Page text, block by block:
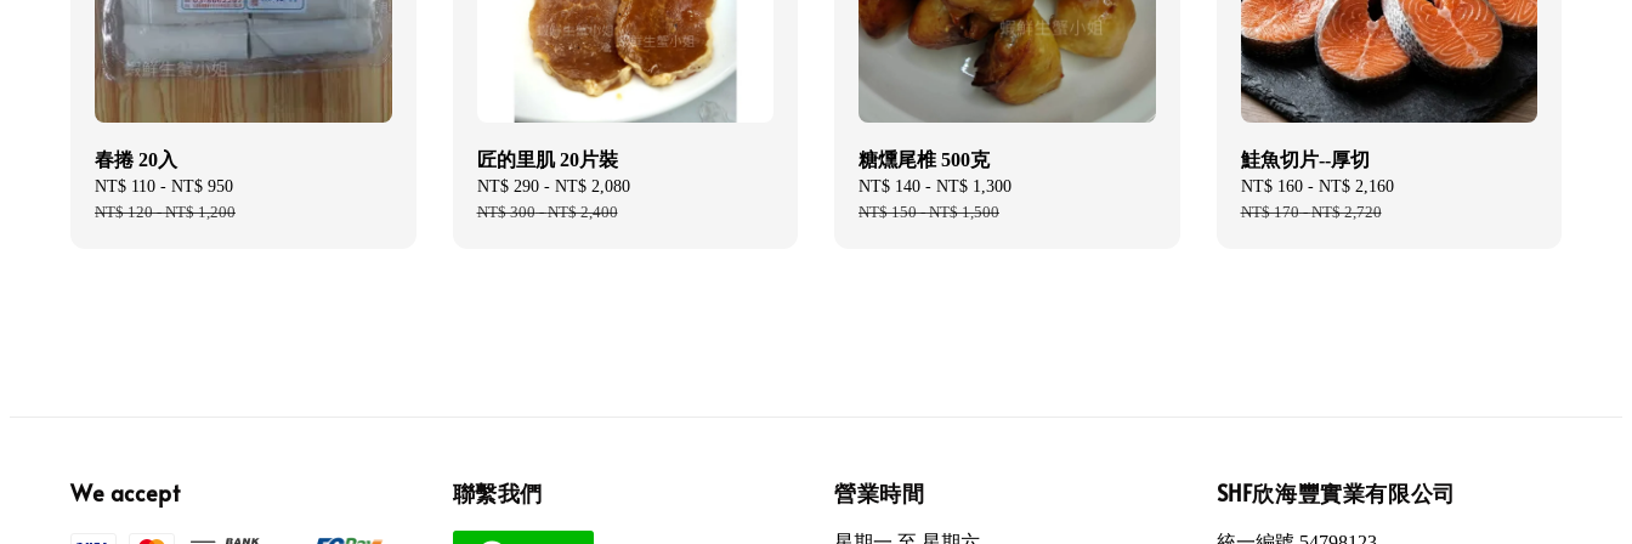
春捲 20入
Sale
price
NT$ 110 - NT$ 950
NT$ 120-NT$ 1,200
匠的里肌 20片裝
Sale
price
NT$ 290- NT$ 2,080
NT$ 300-NT$ 2,400
糖燻尾椎 500克
Sale
price
NT$ 140 - NT$ 1,300
NT$ 150-NT$ 1,500
鮭魚切片--厚切
Sale
price
NT$ 160- NT$ 2,160
NT$ 170-NT$ 2,720
We accept 聯繫我們 營業時間 SHF欣海豐實業有限公司